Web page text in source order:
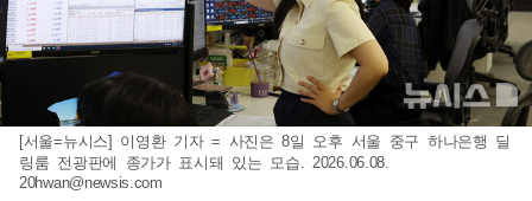
[서울=뉴시스] 이영환 기자 = 사진은 8일 오후 서울 중구 하나은행 딜
링룸 전광판에 종가가 표시돼 있는 모습. 2026.06.08.
20hwan@newsis.com